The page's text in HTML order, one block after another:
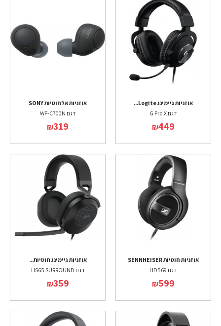
אוזניות גיימינג Logite...
דגם G Pro X
₪449
אוזניות אלחוטיות SONY
דגם WF-C700N
₪319
אוזניות חוטיות SENNHEISER
דגם HD569
₪599
אוזניות גיימינג חוטיות...
דגם HS65 SURROUND
₪359